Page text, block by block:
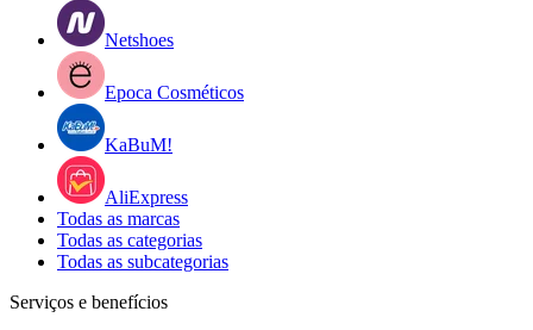
Netshoes
Epoca Cosméticos
KaBuM!
AliExpress
Todas as marcas
Todas as categorias
Todas as subcategorias
Serviços e benefícios